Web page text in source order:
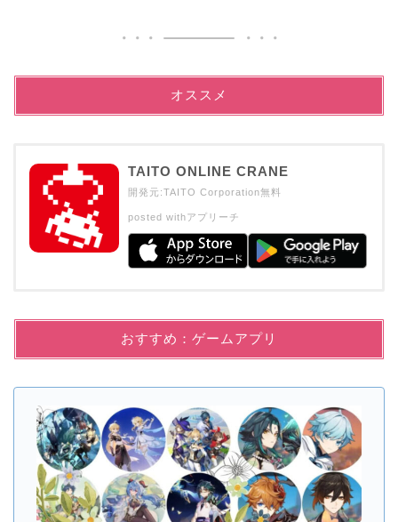
オススメ
TAITO ONLINE CRANE
開発元:TAITO Corporation無料
posted withアプリーチ
おすすめ：ゲームアプリ